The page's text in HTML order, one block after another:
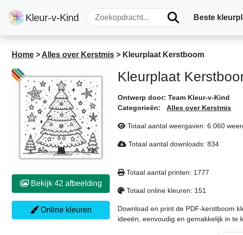
Kleur-v-Kind Beste
Home > Alles over Kerstmis > Kleurplaat Kerstboom
Bekijk 42 afbeelding
Online kleuren
Kleurplaat
Ontwerp door: Team Kleur-v-Kind
Categorieën:
Alles over Kerstmis
Totaal aantal weergaven: 6.060
Totaal aantal downloads: 834
Totaal aantal printen: 1777
Totaal online kleuren: 151
Download en print de PDF-kerstboom
ideeën, eenvoudig en gemakkelijk in te